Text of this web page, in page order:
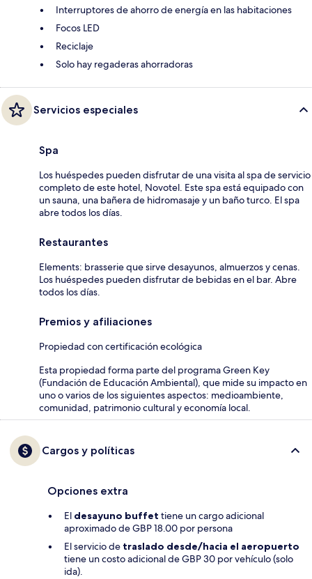
Interruptores de ahorro de energía en las habitaciones
Focos LED
Reciclaje
Solo hay regaderas ahorradoras
Servicios especiales
Spa
Los huéspedes pueden disfrutar de una visita al spa de servicio
completo de este hotel, Novotel. Este spa está equipado con
un sauna, una bañera de hidromasaje y un baño turco. El spa
abre todos los días.
Restaurantes
Elements: brasserie que sirve desayunos, almuerzos y cenas.
Los huéspedes pueden disfrutar de bebidas en el bar. Abre
todos los días.
Premios y afiliaciones
Propiedad con certificación ecológica
Esta propiedad forma parte del programa Green Key
(Fundación de Educación Ambiental), que mide su impacto en
uno o varios de los siguientes aspectos: medioambiente,
comunidad, patrimonio cultural y economía local.
Cargos y políticas
Opciones extra
El desayuno buffet tiene un cargo adicional
aproximado de GBP 18.00 por persona
El servicio de traslado desde/hacia el aeropuerto
tiene un costo adicional de GBP 30 por vehículo (solo
ida).